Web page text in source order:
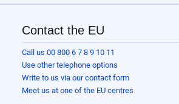
Contact the EU
Call us 00 800 6 7 8 9 10 11
Use other telephone options
Write to us via our contact form
Meet us at one of the EU centres